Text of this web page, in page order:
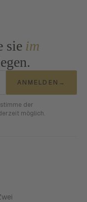
sie im
ANMELDEN →
der
möglich.